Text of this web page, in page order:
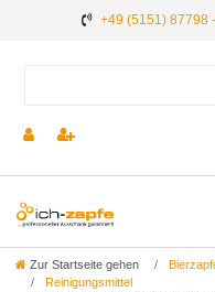
+49 (5151) 87798
Zur Startseite gehen
Reinigungsmittel